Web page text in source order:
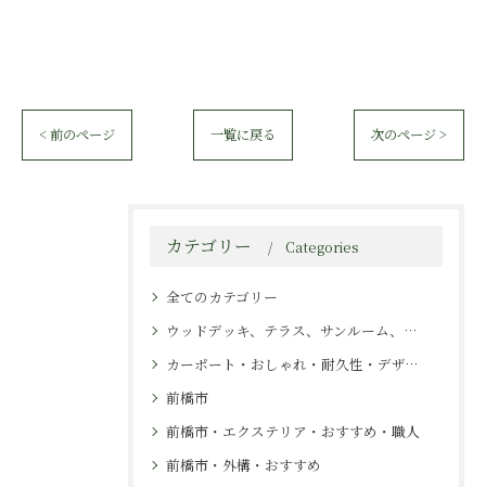
< 前のページ 一覧に戻る 次のページ >
カテゴリー Categories
全てのカテゴリー
ウッドデッキ、テラス、サンルーム、カーポート、施工
カーポート・おしゃれ・耐久性・デザイン・エクステリア
前橋市
前橋市・エクステリア・おすすめ・職人
前橋市・外構・おすすめ